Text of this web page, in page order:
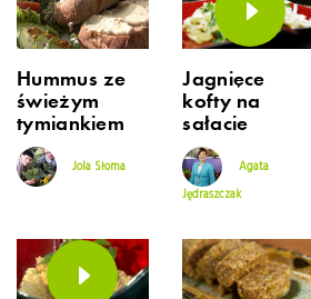
Hummus ze
świeżym
tymiankiem
Jola Słoma
Jagnięce
kofty na
sałacie
Agata
Jędraszczak